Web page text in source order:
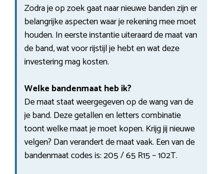
Zodra je op zoek gaat naar nieuwe banden zijn er
belangrijke aspecten waar je rekening mee moet
houden. In eerste instantie uiteraard de maat van
de band, wat voor rijstijl je hebt en wat deze
investering mag kosten.
Welke bandenmaat heb ik?
De maat staat weergegeven op de wang van de
je band. Deze getallen en letters combinatie
toont welke maat je moet kopen. Krijg jij nieuwe
velgen? Dan verandert de maat vaak. Een van de
bandenmaat codes is: 205 / 65 R15 – 102T.